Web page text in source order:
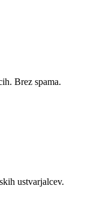
Brez spama.
ustvarjalcev.